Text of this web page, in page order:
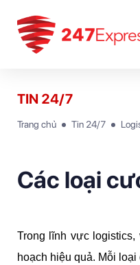
TIN 24/7
Trang chủ Tin 24/7
Các loại
Trong lĩnh vực
hoạch hiệu quả. Mỗi